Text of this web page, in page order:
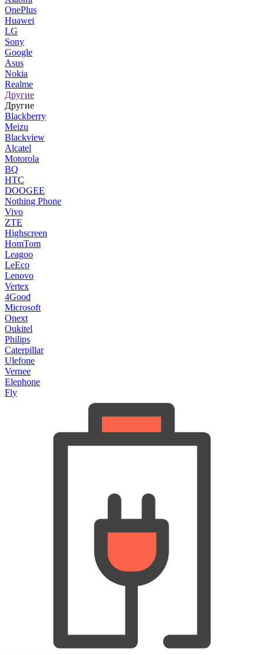
OnePlus
Huawei
LG
Sony
Google
Asus
Nokia
Realme
Другие
Другие
Blackberry
Meizu
Blackview
Alcatel
Motorola
BQ
HTC
DOOGEE
Nothing Phone
Vivo
ZTE
Highscreen
HomTom
Leagoo
LeEco
Lenovo
Vertex
4Good
Microsoft
Onext
Oukitel
Philips
Caterpillar
Ulefone
Vernee
Elephone
Fly